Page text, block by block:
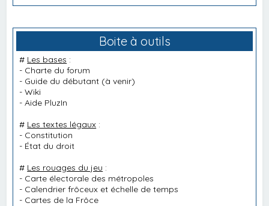
Boite à outils
# Les bases :
- Charte du forum
- Guide du débutant (à venir)
-Wiki
-Aide PluzIn
# Les textes légaux :
- Constitution
- État du droit
# Les rouages du jeu :
- Carte électorale des métropoles
- Calendrier frôceux et échelle de temps
- Cartes de la Frôce